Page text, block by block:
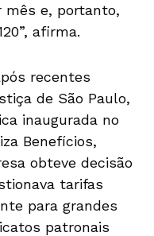
mês e, portanto,
afirma.
recentes
de São Paulo,
inaugurada no
Benefícios,
obteve decisão
tarifas
para grandes
patronais